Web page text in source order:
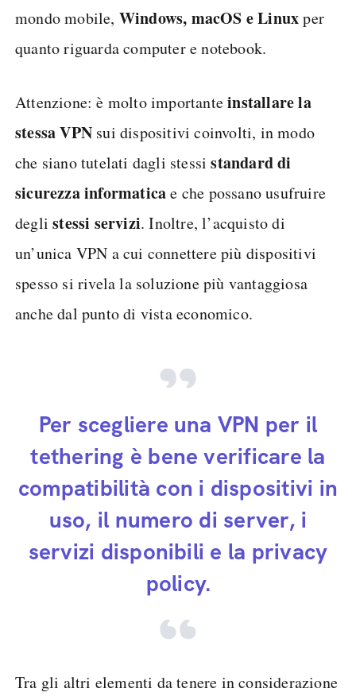
mondo mobile, Windows, macOS e Linuxper
quanto riguarda computer e notebook.
Attenzione: è molto importanteinstallare la
stessa VPN sui dispositivi coinvolti, in modo
che siano tutelati dagli stessistandard di
sicurezza informaticae che possano usufruire
deglistessi servizi. Inoltre, l’acquisto di
un’unica VPN a cui connettere più dispositivi
spesso si rivela la soluzione più vantaggiosa
anche dal punto di vista economico.
Per scegliere una VPN per il
tethering è bene verificare la
compatibilità con i dispositivi in
uso, il numero di server, i
servizi disponibili e la privacy
policy.
Tra gli altri elementi da tenere in considerazione